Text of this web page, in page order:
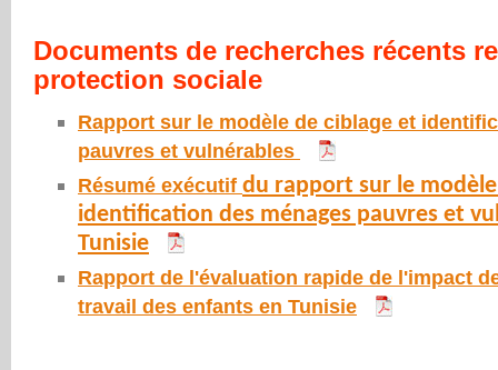
Documents de recherches récents
protection sociale
Rapport sur le modèle de ciblage et
pauvres et vulnérables
Résumé exécutif du rapport sur le
identification des ménages pauvres et
Tunisie
Rapport de l'évaluation rapide de l'impact
travail des enfants en Tunisie